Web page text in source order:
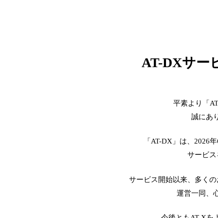
AT-DXサー
平素より「
誠にあ
「AT-DX」は、2026
サービ
サービス開始以来、多く
運営一同、